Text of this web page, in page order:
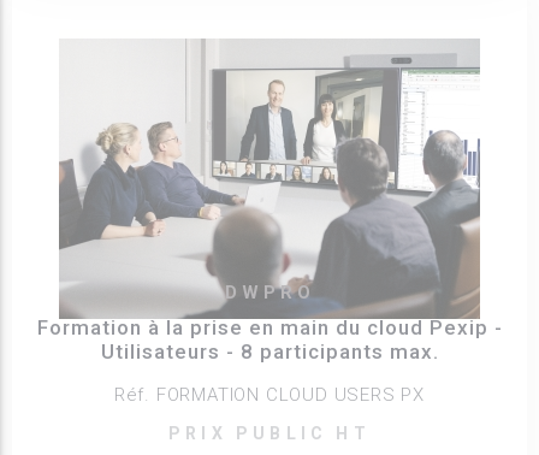
DWPRO
Formation à la prise en main du cloud Pexip -
Utilisateurs - 8 participants max.
Réf. FORMATION CLOUD USERS PX
PRIX PUBLIC HT